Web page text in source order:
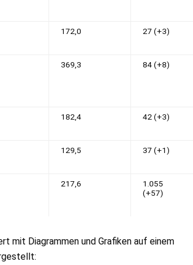
172,0 27 (+3)
369,3 84 (+8)
182,4 42 (+3)
129,5 37 (+1)
217,6
1.055
(+57)
mit Diagrammen und Grafiken auf einem